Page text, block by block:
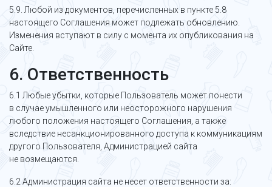
5.9. Любой из документов, перечисленных в пункте 5.8
настоящего Соглашения может подлежать обновлению.
Изменения вступают в силу с момента их опубликования на
Сайте.
6. Ответственность
6.1 Любые убытки, которые Пользователь может понести
в случае умышленного или неосторожного нарушения
любого положения настоящего Соглашения, а также
вследствие несанкционированного доступа к коммуникациям
другого Пользователя, Администрацией сайта
не возмещаются.
6.2 Администрация сайта не несет ответственности за: